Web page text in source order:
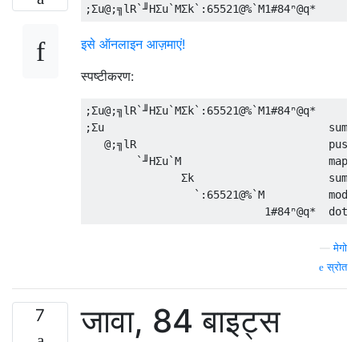
इसे ऑनलाइन आज़माएं!
स्पष्टीकरण:
;Σu@;╗lR`╜HΣu`MΣk`:65521@%`M1#84ⁿ@q*
;Σu
@;╗lR
`╜HΣu`M                       map
Σk
`:65521@%`M
—मेगो
स्रोत
7 जावा, 84 बाइट्स